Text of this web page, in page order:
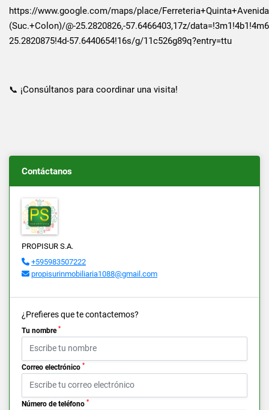
https://www.google.com/maps/place/
(Suc.+Colon)/@-25.2820826,-57.6466403,17z/
25.2820875!4d-57.6440654!16s/g/11c526g89q?entry=ttu
📞 ¡Consúltanos para coordinar una visita!
Contáctanos
PROPISUR S.A.
+595983507222
propisurinmobiliaria1088@gmail.com
¿Prefieres que te contactemos?
Tu nombre *
Correo electrónico *
Número de teléfono *